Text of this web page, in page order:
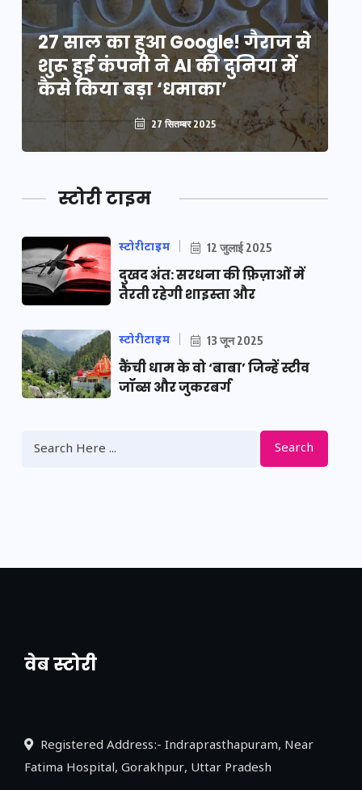
27 साल का हुआ Google! गैराज से
शुरू हुई कंपनी ने AI की दुनिया में
कैसे किया बड़ा ‘धमाका’
27 सितम्बर 2025
स्टोरी टाइम
स्टोरीटाइम 12 जुलाई 2025
दुखद अंत: सरधना की फ़िज़ाओं में
तैरती रहेगी शाइस्ता और
स्टोरीटाइम 13 जून 2025
कैंची धाम के वो ‘बाबा’ जिन्हें स्टीव
जॉब्स और जुकरबर्ग
Search
वेब स्टोरी
नया एक्सप्रेसवे: पूर्वांचल का लक, डेवलपमेंट का
Registered Address:- Indraprasthapuram, Near
Fatima Hospital, Gorakhpur, Uttar Pradesh